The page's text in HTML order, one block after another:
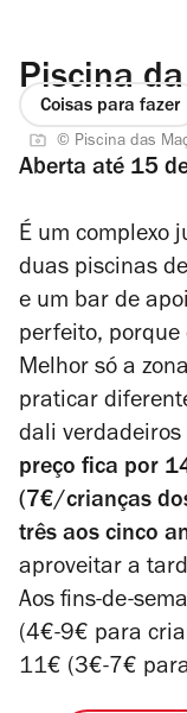
Piscina
Coisas para fazer
© Piscina das
Aberta até 15
É um complexo
duas piscinas
e um bar de
perfeito, porque
Melhor só a
praticar
dali verdadeiros
preço fica por
(7€/crianças
três aos cinco
aproveitar a
Aos fins-de-
(4€-9€ para
11€ (3€-7€